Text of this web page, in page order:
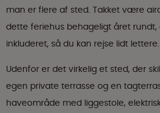
man er flere af sted. Takket være
dette feriehus behageligt året
inkluderet, så du kan rejse lidt lettere.
Udenfor er det virkelig et sted, der
egen private terrasse og en
haveområde med liggestole,